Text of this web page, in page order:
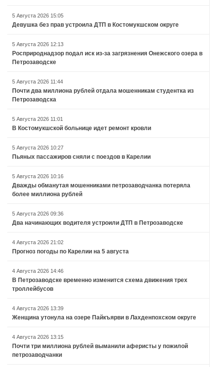
5 Августа 2026 15:05
Девушка без прав устроила ДТП в Костомукшском округе
5 Августа 2026 12:13
Росприроднадзор подал иск из-за загрязнения Онежского озера в
Петрозаводске
5 Августа 2026 11:44
Почти два миллиона рублей отдала мошенникам студентка из
Петрозаводска
5 Августа 2026 11:01
В Костомукшской больнице идет ремонт кровли
5 Августа 2026 10:27
Пьяных пассажиров сняли с поездов в Карелии
5 Августа 2026 10:16
Дважды обманутая мошенниками петрозаводчанка потеряла
более миллиона рублей
5 Августа 2026 09:36
Два начинающих водителя устроили ДТП в Петрозаводске
4 Августа 2026 21:02
Прогноз погоды по Карелии на 5 августа
4 Августа 2026 14:46
В Петрозаводске временно изменится схема движения трех
троллейбусов
4 Августа 2026 13:39
Женщина утонула на озере Пайкъярви в Лахденпохском округе
4 Августа 2026 13:15
Почти три миллиона рублей выманили аферисты у пожилой
петрозаводчанки